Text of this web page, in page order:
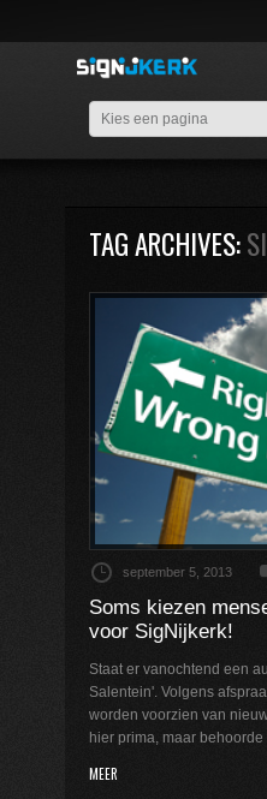
TAG ARCHIVES:
september 5, 2013
Soms kiezen
voor SigNijkerk!
Staat er vanochtend een
Salentein'. Volgens
worden voorzien van
hier prima, maar behoorde
MEER